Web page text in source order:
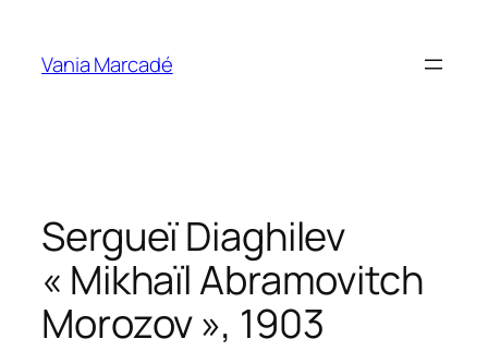
contenu
Vania Marcadé
Sergueï Diaghilev
« Mikhaïl Abramovitch
Morozov », 1903